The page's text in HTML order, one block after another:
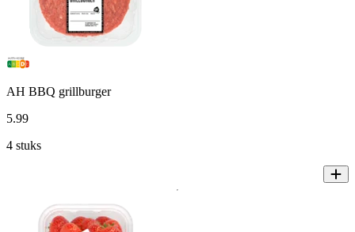
AH BBQ grillburger
5.99
4 stuks